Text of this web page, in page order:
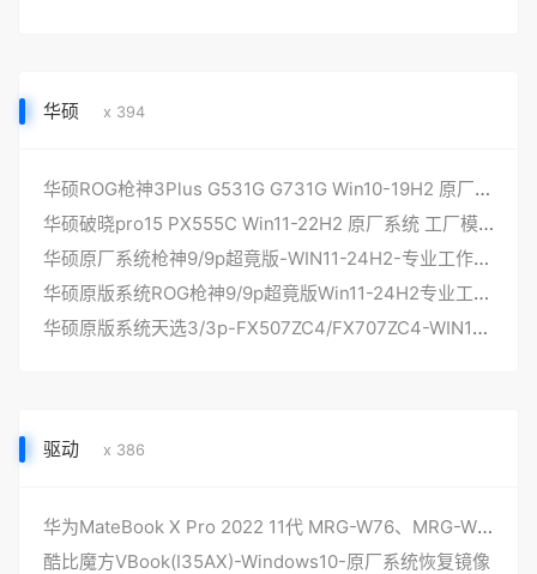
华硕 x 394
华硕ROG枪神3Plus G531G G731G Win10-19H2 原厂系统 工厂模式带F12 ASUSRecovery一键恢复功能
华硕破晓pro15 PX555C Win11-22H2 原厂系统 工厂模式带F12 ASUSRecovery一键恢复功能
华硕原厂系统枪神9/9p超竟版-WIN11-24H2-专业工作站版版本工厂罐装模式带F12-ASUSRecovery恢复功能
华硕原版系统ROG枪神9/9p超竟版Win11-24H2专业工作站版本非工厂不带ASUSRecovery
华硕原版系统天选3/3p-FX507ZC4/FX707ZC4-WIN10-22H2专业版系统非工厂不带ASUSRecovery
驱动 x 386
华为MateBook X Pro 2022 11代 MRG-W76、MRG-W56 原厂windows11系统工厂模式 带F10华为智能一键还原
酷比魔方VBook(I35AX)-Windows10-原厂系统恢复镜像